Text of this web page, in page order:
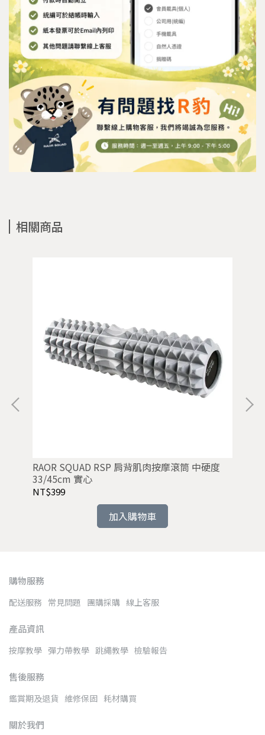
相關商品
RAOR SQUAD RSP 肩背肌肉按摩滾筒 中硬度
33/45cm 實心
NT$399
加入購物車
購物服務
配送服務 常見問題 團購採購 線上客服
產品資訊
按摩教學 彈力帶教學 跳繩教學 檢驗報告
售後服務
鑑賞期及退貨 維修保固 耗材購買
關於我們